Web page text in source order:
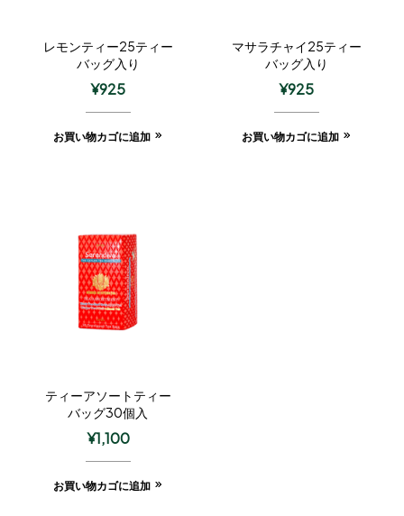
レモンティー25ティー
バッグ入り
¥925
お買い物カゴに追加
マサラチャイ25ティー
バッグ入り
¥925
お買い物カゴに追加
ティーアソートティー
バッグ30個入
¥1,100
お買い物カゴに追加